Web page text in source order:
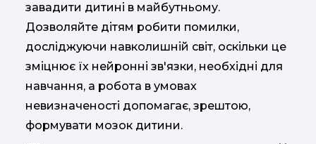
завадити дитині в майбутньому.
Дозволяйте дітям робити помилки,
досліджуючи навколишній світ, оскільки це
зміцнює їх нейронні зв'язки, необхідні для
навчання, а робота в умовах
невизначеності допомагає, зрештою,
формувати мозок дитини.